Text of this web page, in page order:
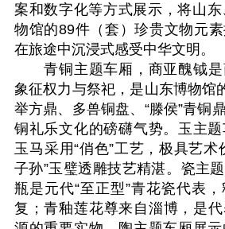
案和数字化等方式展示，将山
物馆的89件（套）珍贵文物元
在旅途中沉浸式感受中华文明。
青铜主题车厢，商亚醜钺‌是
象征权力与祭祀，是山东博物馆
举方鼎、多兽铜盘、“滕侯”青铜
铜礼乐文化的磅礴气势。玉主
玉马‌采用“俏色”工艺，极具艺术
子孙”玉璧‌透雕技艺精湛。‌瓷主
瓶是元代“至正型”青花瓷代表
复；‌青釉莲花尊来自淄博，是